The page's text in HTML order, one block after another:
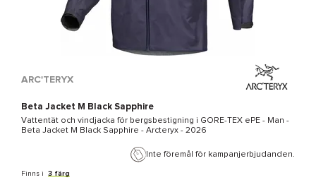
ARC'TERYX
Beta Jacket M Black Sapphire
Vattentät och vindjacka för bergsbestigning i GORE-TEX ePE - Man -
Beta Jacket M Black Sapphire - Arcteryx - 2026
Inte föremål för kampanjerbjudanden.
Finns i 3 färg